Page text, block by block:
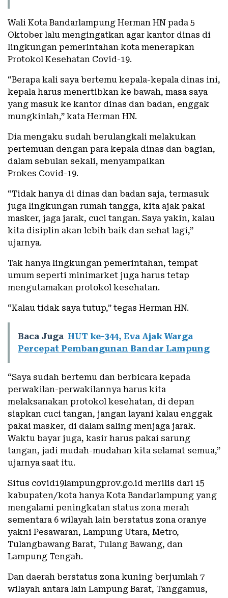
Wali Kota Bandarlampung Herman HN pada 5
Oktober lalu mengingatkan agar kantor dinas di
lingkungan pemerintahan kota menerapkan
Protokol Kesehatan Covid-19.
“Berapa kali saya bertemu kepala-kepala dinas ini,
kepala harus menertibkan ke bawah, masa saya
yang masuk ke kantor dinas dan badan, enggak
mungkinlah,” kata Herman HN.
Dia mengaku sudah berulangkali melakukan
pertemuan dengan para kepala dinas dan bagian,
dalam sebulan sekali, menyampaikan
Prokes Covid-19.
“Tidak hanya di dinas dan badan saja, termasuk
juga lingkungan rumah tangga, kita ajak pakai
masker, jaga jarak, cuci tangan. Saya yakin, kalau
kita disiplin akan lebih baik dan sehat lagi,”
ujarnya.
Tak hanya lingkungan pemerintahan, tempat
umum seperti minimarket juga harus tetap
mengutamakan protokol kesehatan.
“Kalau tidak saya tutup,” tegas Herman HN.
Baca Juga HUT ke-344, Eva Ajak Warga
Percepat Pembangunan Bandar Lampung
“Saya sudah bertemu dan berbicara kepada
perwakilan-perwakilannya harus kita
melaksanakan protokol kesehatan, di depan
siapkan cuci tangan, jangan layani kalau enggak
pakai masker, di dalam saling menjaga jarak.
Waktu bayar juga, kasir harus pakai sarung
tangan, jadi mudah-mudahan kita selamat semua,”
ujarnya saat itu.
Situs covid19lampungprov.go.id merilis dari 15
kabupaten/kota hanya Kota Bandarlampung yang
mengalami peningkatan status zona merah
sementara 6 wilayah lain berstatus zona oranye
yakni Pesawaran, Lampung Utara, Metro,
Tulangbawang Barat, Tulang Bawang, dan
Lampung Tengah.
Dan daerah berstatus zona kuning berjumlah 7
wilayah antara lain Lampung Barat, Tanggamus,